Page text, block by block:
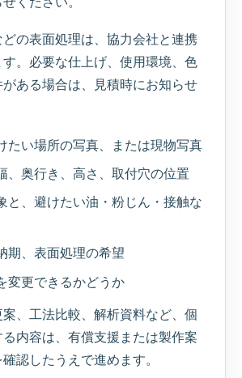
の表面処理は、協力会社と連携
す。必要な仕上げ、使用環境、色
ある場合は、見積時にお知らせ
たい場所の写真、または現物写真
、奥行き、高さ、取付穴の位置
と、避けたい油・粉じん・接触な
期、表面処理の希望
変更できるかどうか
、工法比較、解析資料など、個
内容は、有償支援または製作案
認したうえで進めます。